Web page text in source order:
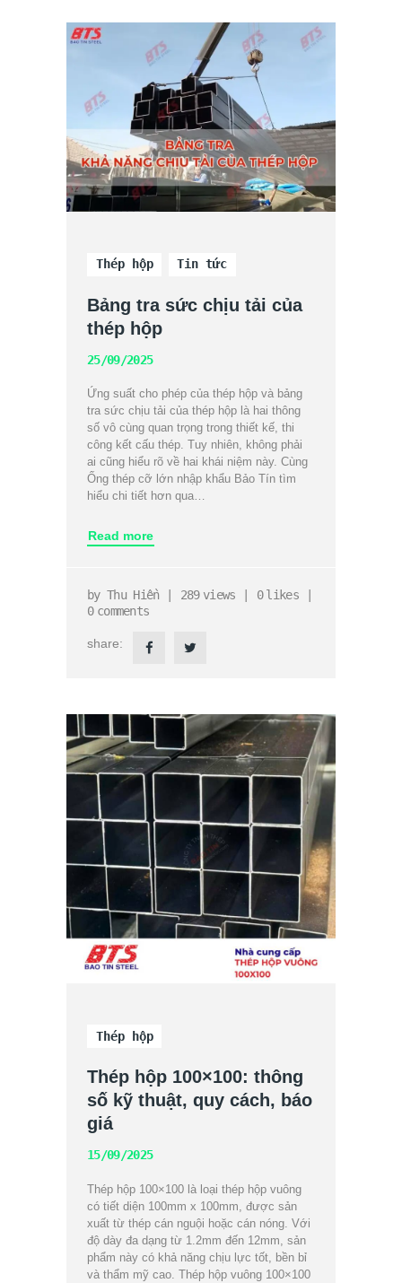
Thép hộp Tin tức
Bảng tra sức chịu tải của
thép hộp
25/09/2025
Ứng suất cho phép của thép hộp và bảng
tra sức chịu tải của thép hộp là hai thông
số vô cùng quan trọng trong thiết kế, thi
công kết cấu thép. Tuy nhiên, không phải
ai cũng hiểu rõ về hai khái niệm này. Cùng
Ống thép cỡ lớn nhập khẩu Bảo Tín tìm
hiểu chi tiết hơn qua…
Read more
byThu Hiền 289 views 0 likes
0 comments
share:
Thép hộp
Thép hộp 100×100: thông
số kỹ thuật, quy cách, báo
giá
15/09/2025
Thép hộp 100×100 là loại thép hộp vuông
có tiết diện 100mm x 100mm, được sản
xuất từ thép cán nguội hoặc cán nóng. Với
độ dày đa dạng từ 1.2mm đến 12mm, sản
phẩm này có khả năng chịu lực tốt, bền bỉ
và thẩm mỹ cao. Thép hộp vuông 100×100